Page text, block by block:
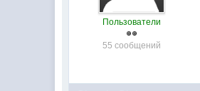
Пользователи
55 сообщений